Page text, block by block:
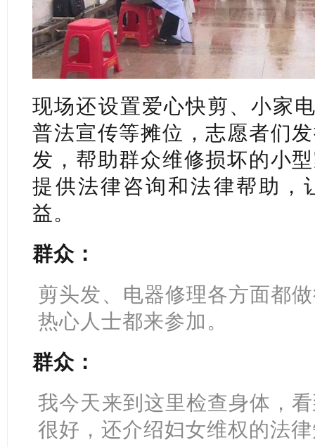
现场还设置爱心快剪、小家
普法宣传等摊位，志愿者们
发，帮助群众维修损坏的小
提供法律咨询和法律帮助，
益。
群众：
剪头发、电器修理各方面都
热心人士都来参加。
群众：
我今天来到这里检查身体，
很好，还介绍妇女维权的法